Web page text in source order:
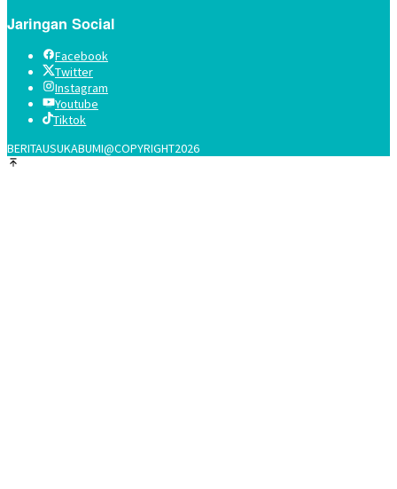
Jaringan Social
Facebook
Twitter
Instagram
Youtube
Tiktok
BERITAUSUKABUMI@COPYRIGHT2026